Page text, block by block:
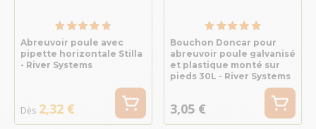
Abreuvoir poule avec
pipette horizontale Stilla
- River Systems
Dès 2,32 €
Bouchon Doncar pour
abreuvoir poule galvanisé
et plastique monté sur
pieds 30L - River Systems
3,05 €